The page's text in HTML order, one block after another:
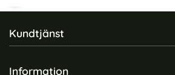
Sidfot Blandad info och
Kundtjänst
Information